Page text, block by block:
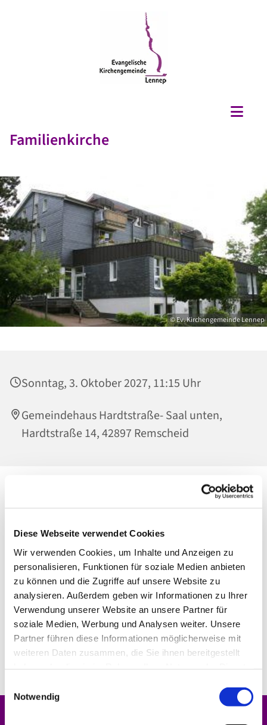
Diese Webseite verwendet Cookies
Wir verwenden Cookies, um Inhalte und Anzeigen zu
personalisieren, Funktionen für soziale Medien anbieten
zu können und die Zugriffe auf unsere Website zu
analysieren. Außerdem geben wir Informationen zu Ihrer
Verwendung unserer Website an unsere Partner für
soziale Medien, Werbung und Analysen weiter. Unsere
Partner führen diese Informationen möglicherweise mit
weiteren Daten zusammen, die Sie ihnen bereitgestellt
Notwendig
Familienkirche
© Ev. Kirchengemeinde Lennep
Sonntag, 3. Oktober 2027, 11:15 Uhr
Gemeindehaus Hardtstraße- Saal unten,
Hardtstraße 14, 42897 Remscheid